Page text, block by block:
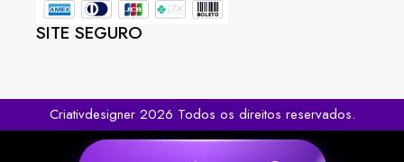
SITE SEGURO
Criativdesigner 2026 Todos os direitos reservados.